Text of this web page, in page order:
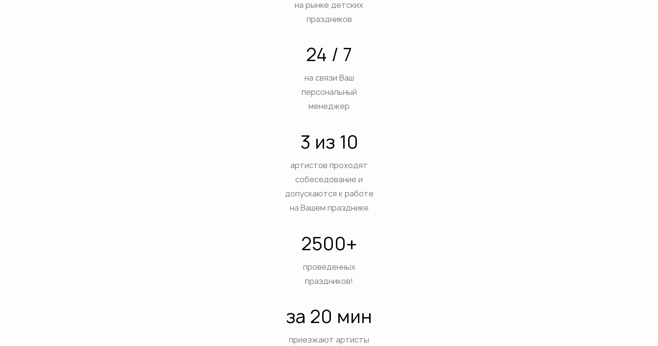
на рынке детских
праздников
24 / 7
на связи Ваш
персональный
менеджер
3 из 10
артистов проходят
собеседование и
допускаются к работе
на Вашем празднике
2500+
проведенных
праздников!
за 20 мин
приезжают артисты